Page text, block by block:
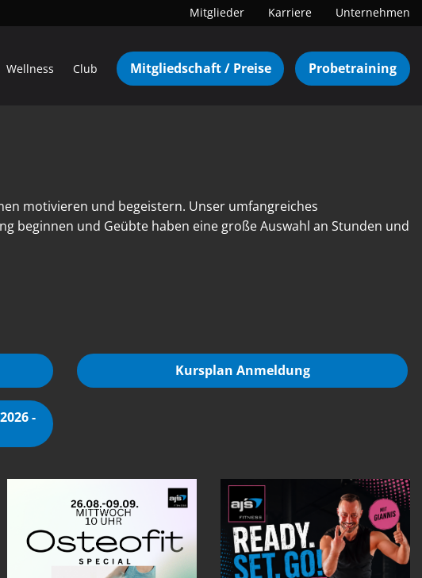
Mitglieder Karriere Unternehmen
Wellness Club Mitgliedschaft / Preise Probetraining
motivieren und begeistern. Unser umfangreiches
beginnen und Geübte haben eine große Auswahl an Stunden und
Kursplan Anmeldung
-